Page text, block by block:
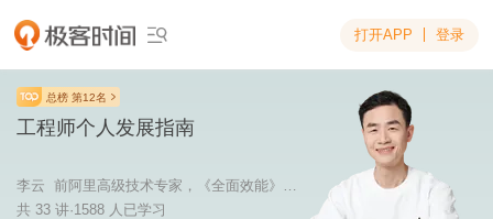
 打开APP 登录
总榜 第12名
工程师个人发展指南
李云 前阿里高级技术专家，《全面效能》作者
共 33 讲·1588 人已学习